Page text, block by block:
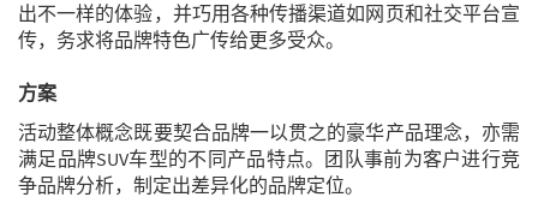
出不一样的体验，并巧用各种传播渠道如网页和社交平台宣
传，务求将品牌特色广传给更多受众。
方案
活动整体概念既要契合品牌一以贯之的豪华产品理念，亦需
满足品牌SUV车型的不同产品特点。团队事前为客户进行竞
争品牌分析，制定出差异化的品牌定位。